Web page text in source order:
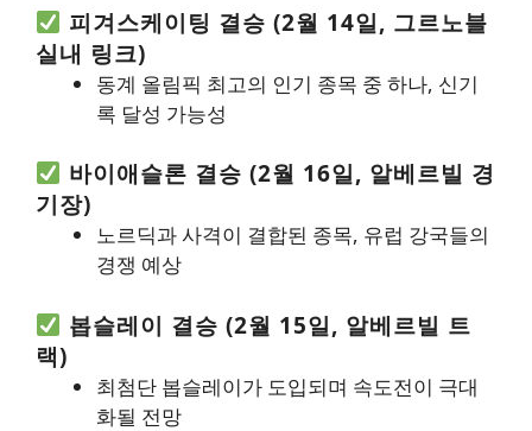
피겨스케이팅 결승 (2월 14일, 그르노블
실내 링크)
동계 올림픽 최고의 인기 종목 중 하나, 신기
록 달성 가능성
바이애슬론 결승 (2월 16일, 알베르빌 경
기장)
노르딕과 사격이 결합된 종목, 유럽 강국들의
경쟁 예상
봅슬레이 결승 (2월 15일, 알베르빌 트
랙)
최첨단 봅슬레이가 도입되며 속도전이 극대
화될 전망